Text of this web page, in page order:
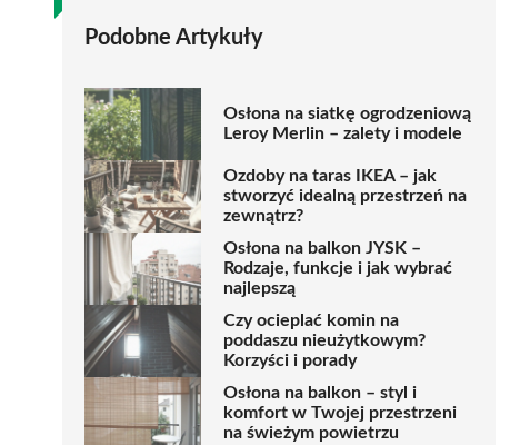
Podobne Artykuły
Osłona na siatkę ogrodzeniową
Leroy Merlin – zalety i modele
Ozdoby na taras IKEA – jak
stworzyć idealną przestrzeń na
zewnątrz?
Osłona na balkon JYSK –
Rodzaje, funkcje i jak wybrać
najlepszą
Czy ocieplać komin na
poddaszu nieużytkowym?
Korzyści i porady
Osłona na balkon – styl i
komfort w Twojej przestrzeni
na świeżym powietrzu